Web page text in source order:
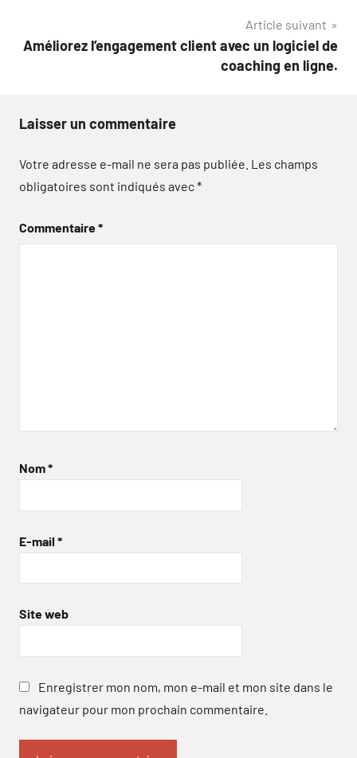
Article suivant
Améliorez l’engagement client avec un logiciel de
coaching en ligne.
Laisser un commentaire
Votre adresse e-mail ne sera pas publiée. Les champs
obligatoires sont indiqués avec*
Commentaire*
Nom*
E-mail *
Site web
Enregistrer mon nom, mon e-mail et mon site dans le
navigateur pour mon prochain commentaire.